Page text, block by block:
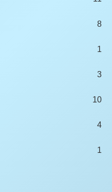
8
1
3
10
4
1